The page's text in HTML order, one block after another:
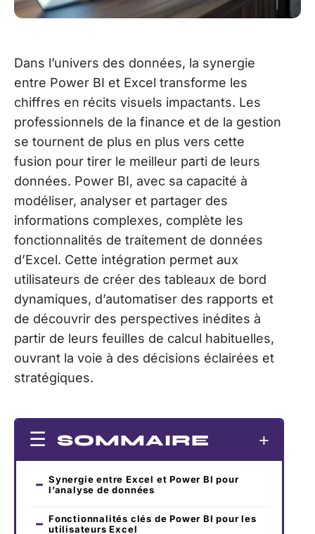
Dans l’univers des données, la synergie
entre Power BI et Excel transforme les
chiffres en récits visuels impactants. Les
professionnels de la finance et de la gestion
se tournent de plus en plus vers cette
fusion pour tirer le meilleur parti de leurs
données. Power BI, avec sa capacité à
modéliser, analyser et partager des
informations complexes, complète les
fonctionnalités de traitement de données
d’Excel. Cette intégration permet aux
utilisateurs de créer des tableaux de bord
dynamiques, d’automatiser des rapports et
de découvrir des perspectives inédites à
partir de leurs feuilles de calcul habituelles,
ouvrant la voie à des décisions éclairées et
stratégiques.
SOMMAIRE
Synergie entre Excel et Power BI pour
l’analyse de données
Fonctionnalités clés de Power BI pour les
utilisateurs Excel